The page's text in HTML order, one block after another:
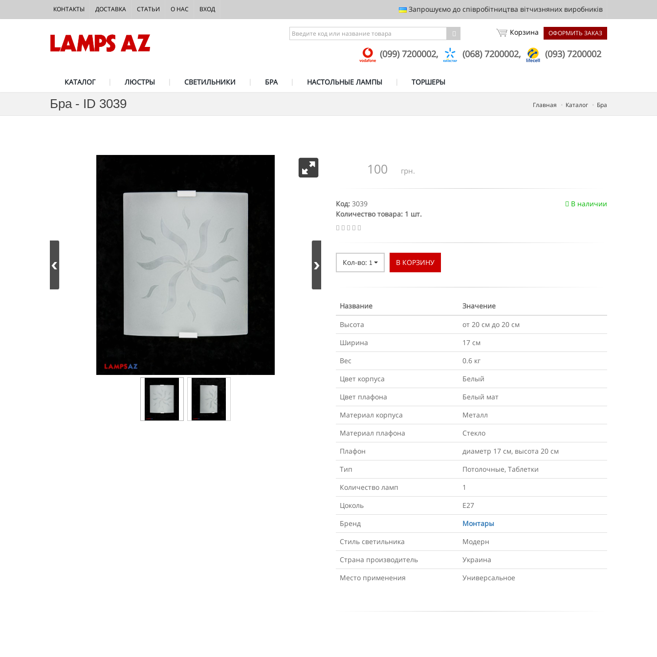
Запрошуємо до співробітництва вітчизняних виробників
КОНТАКТЫ ДОСТАВКА СТАТЬИ О НАС ВХОД
ОФОРМИТЬ ЗАКАЗ
Корзина
(099) 7200002, (068) 7200002, (093) 7200002
КАТАЛОГ ЛЮСТРЫ СВЕТИЛЬНИКИ БРА НАСТОЛЬНЫЕ ЛАМПЫ ТОРШЕРЫ
Бра - ID 3039 Главная Каталог Бра
100 грн.
В наличии
Код: 3039
Количество товара: 1 шт.
Кол-во: 1 В КОРЗИНУ
Название
Значение
Высота
от 20 см до 20 см
Ширина
17 см
Вес
0.6 кг
Цвет корпуса
Белый
Цвет плафона
Белый мат
Материал корпуса
Металл
Материал плафона
Стекло
Плафон
диаметр 17 см, высота 20 см
Тип
Потолочные, Таблетки
Количество ламп
1
Цоколь
Е27
Бренд
Монтары
Стиль светильника
Модерн
Страна производитель
Украина
Место применения
Универсальное